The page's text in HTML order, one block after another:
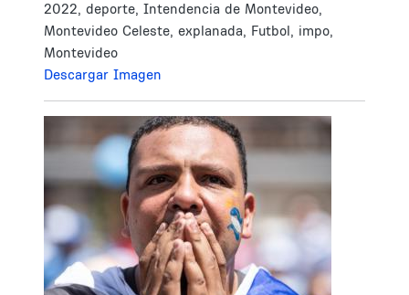
2022, deporte, Intendencia de Montevideo,
Montevideo Celeste, explanada, Futbol, impo,
Montevideo
Descargar Imagen